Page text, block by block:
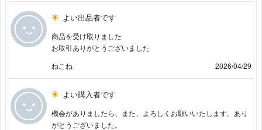
よい出品者です
商品を受け取りました
お取引ありがとうございました
ねこね
2026/04/29
よい購入者です
機会がありましたら、また、よろしくお願いいたします。あり
がとうございました。